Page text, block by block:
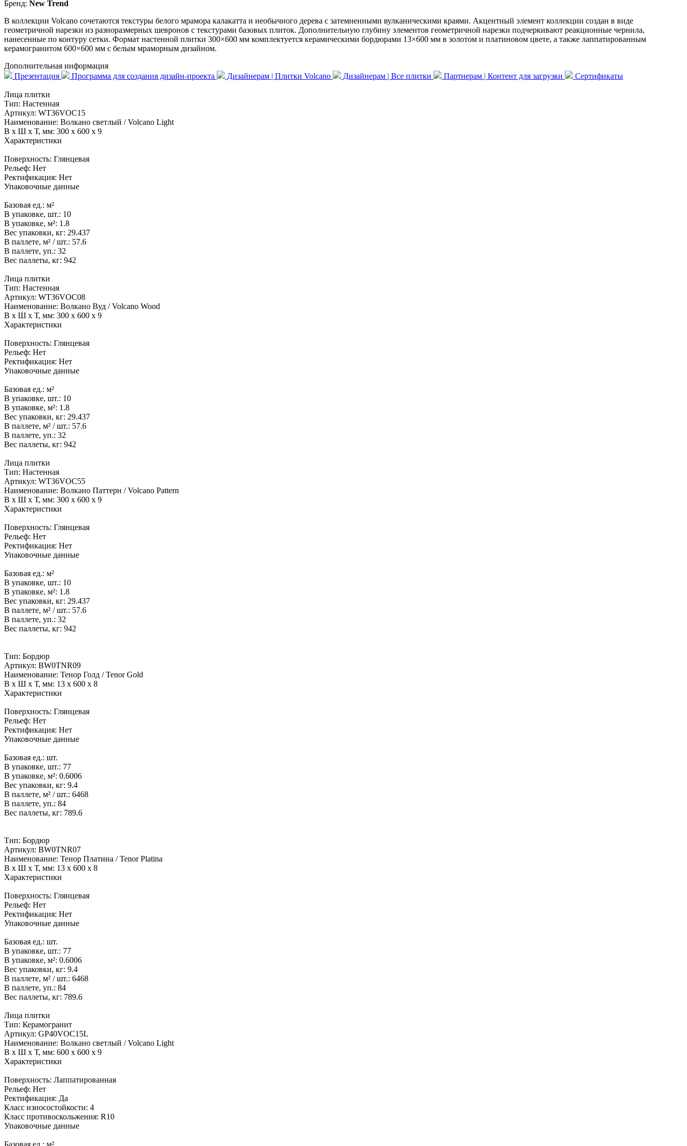
Бренд: New Trend
В коллекции Volcano сочетаются текстуры белого мрамора калакатта и необычного дерева с затемненными вулканическими краями. Акцентный элемент коллекции создан в виде
геометричной нарезки из разноразмерных шевронов с текстурами базовых плиток. Дополнительную глубину элементов геометричной нарезки подчеркивают реакционные чернила,
нанесенные по контуру сетки. Формат настенной плитки 300×600 мм комплектуется керамическими бордюрами 13×600 мм в золотом и платиновом цвете, а также лаппатированным
керамогранитом 600×600 мм с белым мраморным дизайном.
Дополнительная информация
Презентация
Программа для создания дизайн-проекта Дизайнерам | Плитки Volcano Дизайнерам | Все плитки Партнерам | Контент для загрузки Сертификаты
Лица плитки
Тип: Настенная
Артикул: WT36VOC15
Наименование: Волкано светлый / Volcano Light
В x Ш x Т, мм: 300 x 600 x 9
Характеристики
Поверхность: Глянцевая
Рельеф: Нет
Ректификация: Нет
Упаковочные данные
Базовая ед.: м²
В упаковке, шт.: 10
В упаковке, м²: 1.8
Вес упаковки, кг: 29.437
В паллете, м² / шт.: 57.6
В паллете, уп.: 32
Вес паллеты, кг: 942
Лица плитки
Тип: Настенная
Артикул: WT36VOC08
Наименование: Волкано Вуд / Volcano Wood
В x Ш x Т, мм: 300 x 600 x 9
Характеристики
Поверхность: Глянцевая
Рельеф: Нет
Ректификация: Нет
Упаковочные данные
Базовая ед.: м²
В упаковке, шт.: 10
В упаковке, м²: 1.8
Вес упаковки, кг: 29.437
В паллете, м² / шт.: 57.6
В паллете, уп.: 32
Вес паллеты, кг: 942
Лица плитки
Тип: Настенная
Артикул: WT36VOC55
Наименование: Волкано Паттерн / Volcano Pattern
В x Ш x Т, мм: 300 x 600 x 9
Характеристики
Поверхность: Глянцевая
Рельеф: Нет
Ректификация: Нет
Упаковочные данные
Базовая ед.: м²
В упаковке, шт.: 10
В упаковке, м²: 1.8
Вес упаковки, кг: 29.437
В паллете, м² / шт.: 57.6
В паллете, уп.: 32
Вес паллеты, кг: 942
Тип: Бордюр
Артикул: BW0TNR09
Наименование: Тенор Голд / Tenor Gold
В x Ш x Т, мм: 13 x 600 x 8
Характеристики
Поверхность: Глянцевая
Рельеф: Нет
Ректификация: Нет
Упаковочные данные
Базовая ед.: шт.
В упаковке, шт.: 77
В упаковке, м²: 0.6006
Вес упаковки, кг: 9.4
В паллете, м² / шт.: 6468
В паллете, уп.: 84
Вес паллеты, кг: 789.6
Тип: Бордюр
Артикул: BW0TNR07
Наименование: Тенор Платина / Tenor Platina
В x Ш x Т, мм: 13 x 600 x 8
Характеристики
Поверхность: Глянцевая
Рельеф: Нет
Ректификация: Нет
Упаковочные данные
Базовая ед.: шт.
В упаковке, шт.: 77
В упаковке, м²: 0.6006
Вес упаковки, кг: 9.4
В паллете, м² / шт.: 6468
В паллете, уп.: 84
Вес паллеты, кг: 789.6
Лица плитки
Тип: Керамогранит
Артикул: GP40VOC15L
Наименование: Волкано светлый / Volcano Light
В x Ш x Т, мм: 600 x 600 x 9
Характеристики
Поверхность: Лаппатированная
Рельеф: Нет
Ректификация: Да
Класс износостойкости: 4
Класс противоскольжения: R10
Упаковочные данные